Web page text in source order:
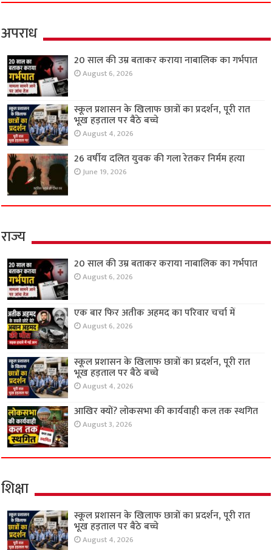
अपराध
20 साल की उम्र बताकर कराया नाबालिक का गर्भपात
August 6, 2026
स्कूल प्रशासन के खिलाफ छात्रों का प्रदर्शन, पूरी रात
भूख हड़ताल पर बैठे बच्चे
August 4, 2026
26 वर्षीय दलित युवक की गला रेतकर निर्मम हत्या
June 19, 2026
राज्य
20 साल की उम्र बताकर कराया नाबालिक का गर्भपात
August 6, 2026
एक बार फिर अतीक अहमद का परिवार चर्चा में
August 6, 2026
स्कूल प्रशासन के खिलाफ छात्रों का प्रदर्शन, पूरी रात
भूख हड़ताल पर बैठे बच्चे
August 4, 2026
आखिर क्यों? लोकसभा की कार्यवाही कल तक स्थगित
August 3, 2026
शिक्षा
स्कूल प्रशासन के खिलाफ छात्रों का प्रदर्शन, पूरी रात
भूख हड़ताल पर बैठे बच्चे
August 4, 2026